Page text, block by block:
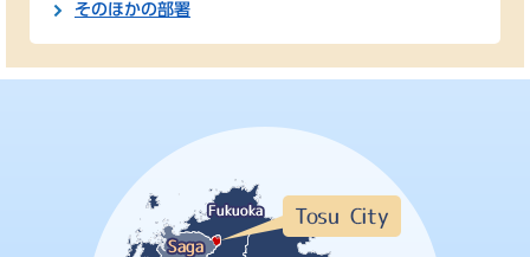
そのほかの部署